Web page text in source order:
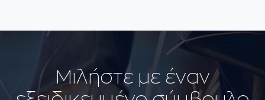
Μιλήστε με έναν